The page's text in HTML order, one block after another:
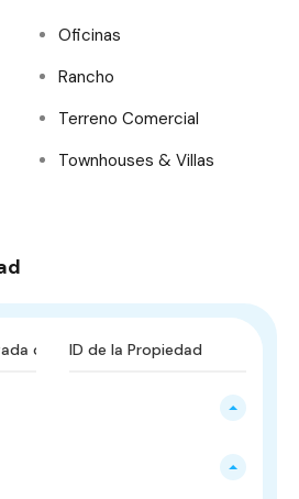
Oficinas
Rancho
Terreno Comercial
Townhouses & Villas